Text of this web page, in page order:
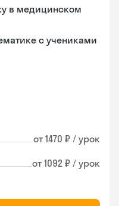
в медицинском
с учениками
от 1470 ₽ / урок
от 1092 ₽ / урок